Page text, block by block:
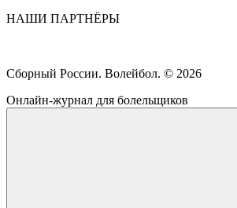
НАШИ ПАРТНЁРЫ
Сборный России. Волейбол. © 2026
Онлайн-журнал для болельщиков